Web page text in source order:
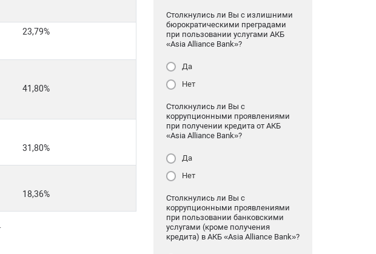
23,79%
41,80%
31,80%
18,36%
Столкнулись ли Вы с излишними
бюрократическими преградами
при пользовании услугами АКБ
«Asia Alliance Bank»?
Да
Нет
Столкнулись ли Вы с
коррупционными проявлениями
при получении кредита от АКБ
«Asia Alliance Bank»?
Да
Нет
Столкнулись ли Вы с
коррупционными проявлениями
при пользовании банковскими
услугами (кроме получения
кредита) в АКБ «Asia Alliance Bank»?